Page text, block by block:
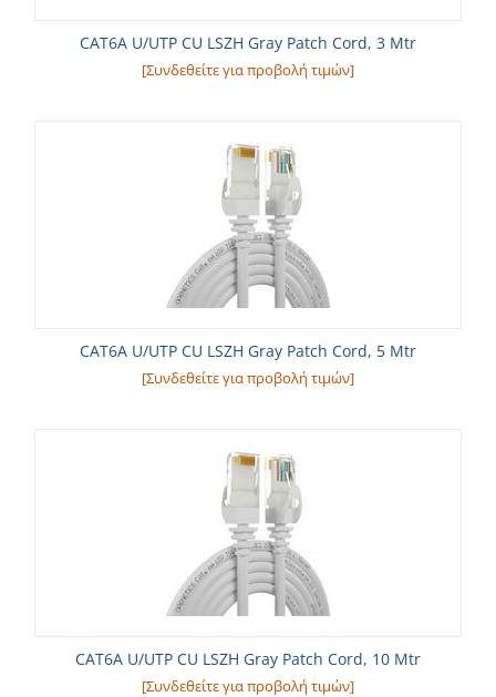
CAT6A U/UTP CU LSZH Gray Patch Cord, 3 Mtr
[Συνδεθείτε για προβολή τιμών]
CAT6A U/UTP CU LSZH Gray Patch Cord, 5 Mtr
[Συνδεθείτε για προβολή τιμών]
CAT6A U/UTP CU LSZH Gray Patch Cord, 10 Mtr
[Συνδεθείτε για προβολή τιμών]